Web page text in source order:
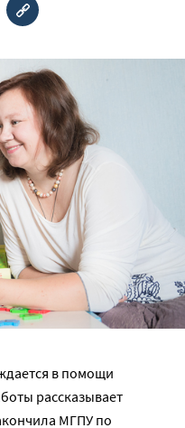
в помощи
рассказывает
МГПУ по